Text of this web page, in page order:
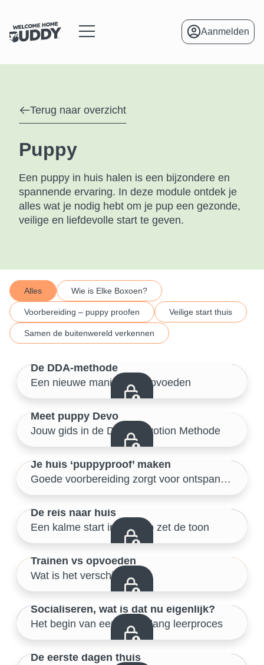
Aanmelden
Terug naar overzicht
Puppy
Een puppy in huis halen is een bijzondere en
spannende ervaring. In deze module ontdek je
alles wat je nodig hebt om je pup een gezonde,
veilige en liefdevolle start te geven.
Alles Wie is Elke Boxoen?
Voorbereiding – puppy proofen Veilige start thuis
Samen de buitenwereld verkennen
Wie is Elke Boxoen?
1/46
De DDA-methode
Een nieuwe manier van opvoeden
Wie is Elke Boxoen?
Meet puppy Devo
Jouw gids in de Dogz Devotion Methode
Voorbereiding – puppy proofen
Je huis ‘puppyproof’ maken
Goede voorbereiding zorgt voor ontspannen start
Voorbereiding – puppy proofen
De reis naar huis
Een kalme start in de auto zet de toon
Voorbereiding – puppy proofen
Trainen vs opvoeden
Wat is het verschil?
Voorbereiding – puppy proofen
Socialiseren, wat is dat nu eigenlijk?
Het begin van een levenslang leerproces
De eerste dagen thuis